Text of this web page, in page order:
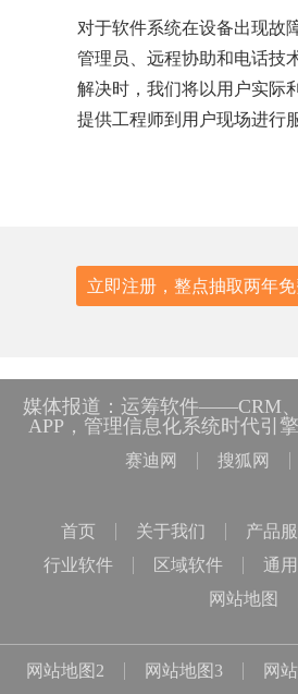
对于软件系统在设备出现故
管理员、远程协助和电话技
解决时，我们将以用户实际
提供工程师到用户现场进行
立即注册，整点抽取两年免
媒体报道：运筹软件——CRM、
APP，管理信息化系统时代引
赛迪网
搜狐网
首页 关于我们 产品
行业软件
区域软件 通
网站地图
网站地图2 网站地图3 网